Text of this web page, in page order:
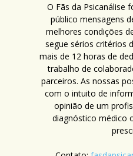
O Fãs da Psicanálise
público mensagens
melhores condições
segue sérios critérios
mais de 12 horas de
trabalho de
parceiros. As nossas
com o intuito de
opinião de um
diagnóstico médico